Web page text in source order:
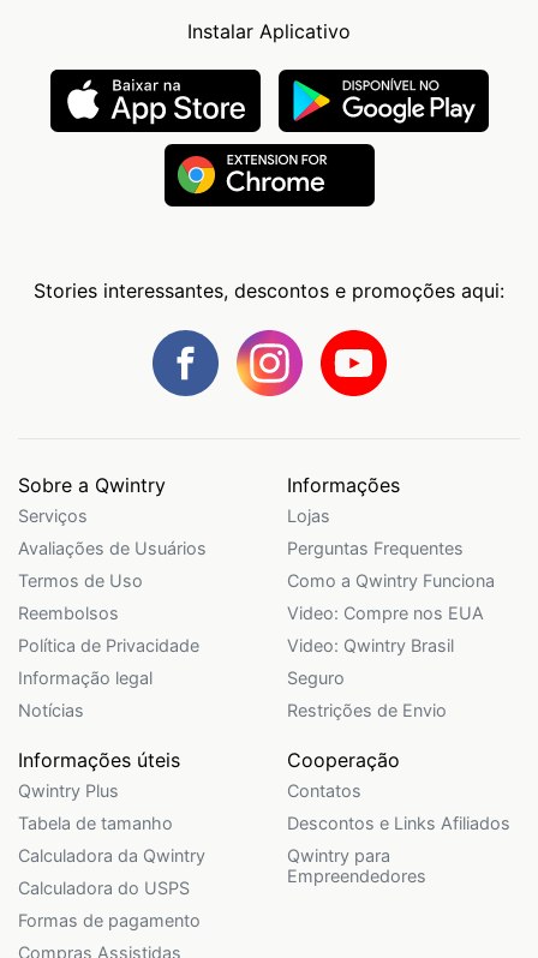
Instalar Aplicativo
Stories interessantes, descontos e promoções aqui:
Sobre a Qwintry
Serviços
Avaliações de Usuários
Termos de Uso
Reembolsos
Política de Privacidade
Informação legal
Notícias
Informações
Lojas
Perguntas Frequentes
Como a Qwintry Funciona
Video: Compre nos EUA
Video: Qwintry Brasil
Seguro
Restrições de Envio
Informações úteis
Qwintry Plus
Tabela de tamanho
Calculadora da Qwintry
Calculadora do USPS
Formas de pagamento
Compras Assistidas
Cooperação
Contatos
Descontos e Links Afiliados
Qwintry para
Empreendedores